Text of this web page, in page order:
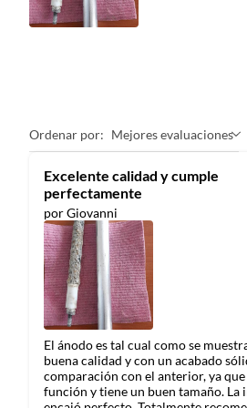
Ordenar por: Mejores evaluaciones
Excelente calidad y cumple
perfectamente
por Giovanni
El ánodo es tal cual como se
buena calidad y con un acabado
comparación con el anterior, ya
función y tiene un buen tamaño. La